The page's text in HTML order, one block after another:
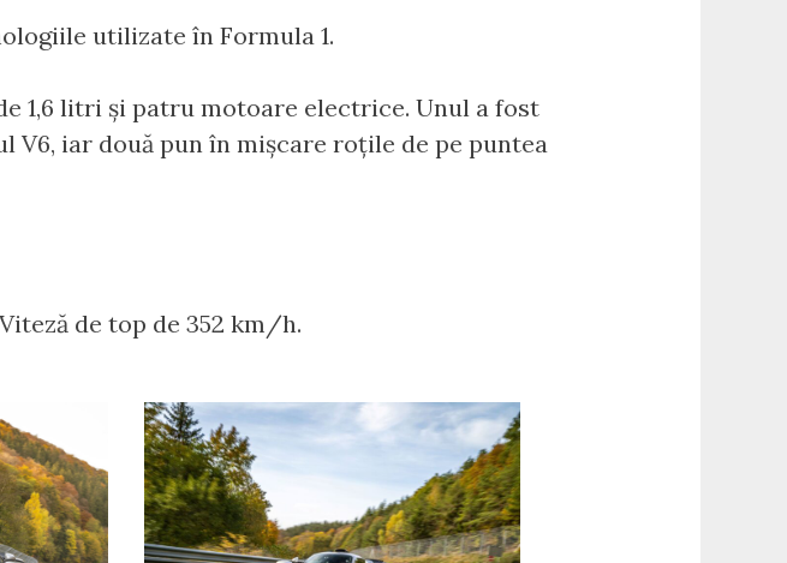
utilizate în Formula 1.
1,6 litri și patru motoare electrice. Unul a fost
iar două pun în mișcare roțile de pe puntea
de top de 352 km/h.